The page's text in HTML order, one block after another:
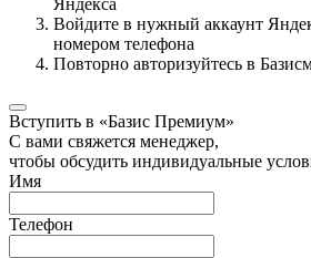
Войдите в нужный аккаунт
номером телефона
Повторно авторизуйтесь в
Вступить в «Базис Премиум»
С вами свяжется менеджер,
чтобы обсудить индивидуальные
Имя
Телефон